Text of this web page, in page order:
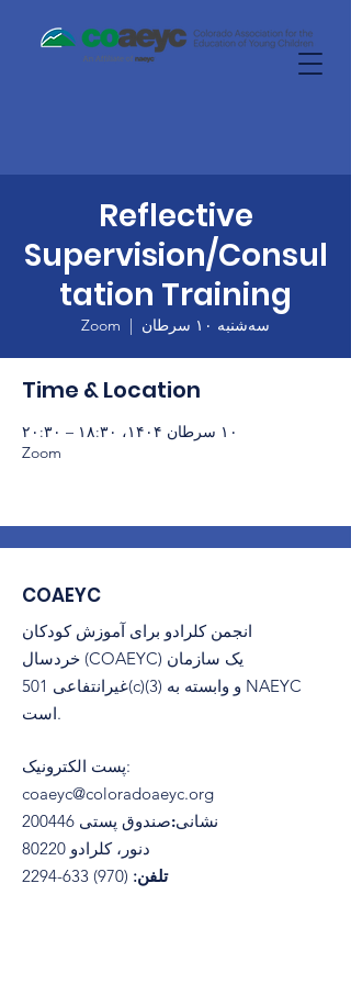
Reflective
Supervision/Consul
tation Training
سه‌شنبه ۱۰ سرطان
  |
Zoom
Time & Location
۱۰ سرطان ۱۴۰۴، ۱۸:۳۰ – ۲۰:۳۰
Zoom
COAEYC
انجمن کلرادو برای آموزش کودکان
خردسال (COAEYC) یک سازمان
غیرانتفاعی 501(c)(3) و وابسته به NAEYC
است.
پست الکترونیک:
coaeyc@coloradoaeyc.org
نشانی:​صندوق پستی 200446
دنور، کلرادو 80220
تلفن: (970) 633-2294